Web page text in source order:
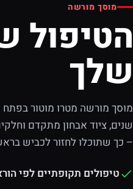
מוסך מורשה
הטיפול
שלך
מוסך מורשה מטרו מוטור בפתח
שנים, ציוד אבחון מתקדם
– כך שתוכלו לחזור לכביש
טיפולים תקופתיים לפי